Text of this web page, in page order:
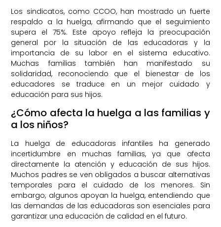
Los sindicatos, como CCOO, han mostrado un fuerte
respaldo a la huelga, afirmando que el seguimiento
supera el 75%. Este apoyo refleja la preocupación
general por la situación de las educadoras y la
importancia de su labor en el sistema educativo.
Muchas familias también han manifestado su
solidaridad, reconociendo que el bienestar de los
educadores se traduce en un mejor cuidado y
educación para sus hijos.
¿Cómo afecta la huelga a las familias y
a los niños?
La huelga de educadoras infantiles ha generado
incertidumbre en muchas familias, ya que afecta
directamente la atención y educación de sus hijos.
Muchos padres se ven obligados a buscar alternativas
temporales para el cuidado de los menores. Sin
embargo, algunos apoyan la huelga, entendiendo que
las demandas de las educadoras son esenciales para
garantizar una educación de calidad en el futuro.